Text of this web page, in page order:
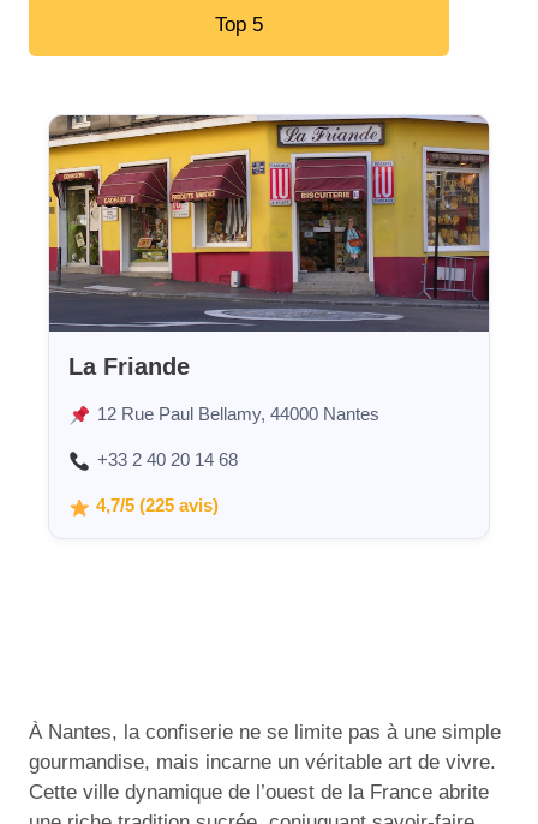
Top 5
La Friande
12 Rue Paul Bellamy, 44000 Nantes
+33 2 40 20 14 68
4,7/5 (225 avis)
À Nantes, la confiserie ne se limite pas à une simple
gourmandise, mais incarne un véritable art de vivre.
Cette ville dynamique de l’ouest de la France abrite